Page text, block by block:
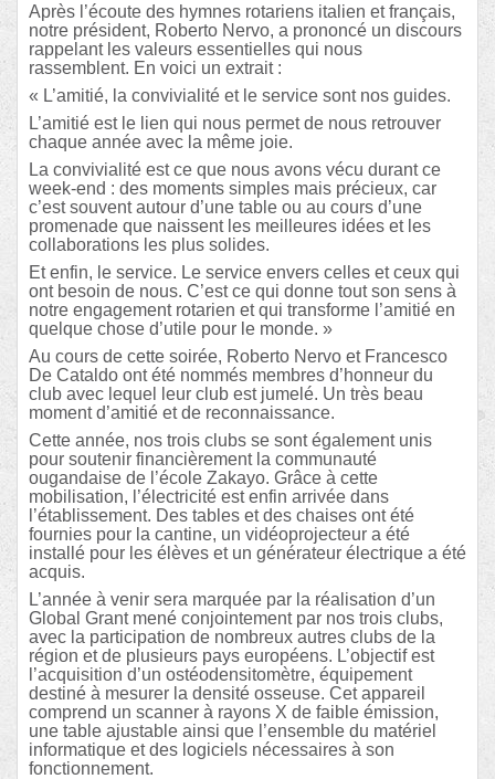
Après l’écoute des hymnes rotariens italien et français,
notre président, Roberto Nervo, a prononcé un discours
rappelant les valeurs essentielles qui nous
rassemblent. En voici un extrait :
« L’amitié, la convivialité et le service sont nos guides.
L’amitié est le lien qui nous permet de nous retrouver
chaque année avec la même joie.
La convivialité est ce que nous avons vécu durant ce
week-end : des moments simples mais précieux, car
c’est souvent autour d’une table ou au cours d’une
promenade que naissent les meilleures idées et les
collaborations les plus solides.
Et enfin, le service. Le service envers celles et ceux qui
ont besoin de nous. C’est ce qui donne tout son sens à
notre engagement rotarien et qui transforme l’amitié en
quelque chose d’utile pour le monde. »
Au cours de cette soirée, Roberto Nervo et Francesco
De Cataldo ont été nommés membres d’honneur du
club avec lequel leur club est jumelé. Un très beau
moment d’amitié et de reconnaissance.
Cette année, nos trois clubs se sont également unis
pour soutenir financièrement la communauté
ougandaise de l’école Zakayo. Grâce à cette
mobilisation, l’électricité est enfin arrivée dans
l’établissement. Des tables et des chaises ont été
fournies pour la cantine, un vidéoprojecteur a été
installé pour les élèves et un générateur électrique a été
acquis.
L’année à venir sera marquée par la réalisation d’un
Global Grant mené conjointement par nos trois clubs,
avec la participation de nombreux autres clubs de la
région et de plusieurs pays européens. L’objectif est
l’acquisition d’un ostéodensitomètre, équipement
destiné à mesurer la densité osseuse. Cet appareil
comprend un scanner à rayons X de faible émission,
une table ajustable ainsi que l’ensemble du matériel
informatique et des logiciels nécessaires à son
fonctionnement.